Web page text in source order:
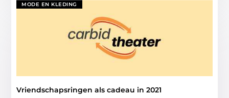
MODE EN KLEDING
Vriendschapsringen als cadeau in 2021